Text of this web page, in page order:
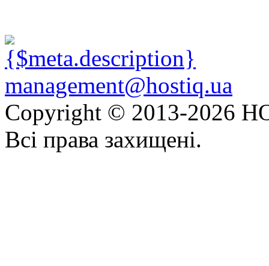
management@hostiq.ua
Copyright © 2013-2026
Всі права захищені.